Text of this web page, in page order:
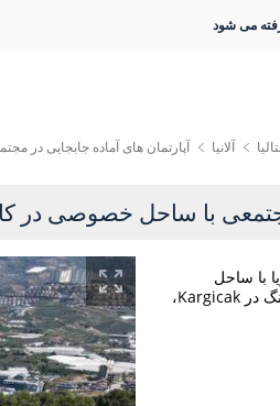
آلانیا آپارتمان های آماده جابجایی در
با ساحل خصوصی در
با ساحل
خصوصی، تونل، پل، رستوران، آرایشگاه و پارکینگ در Kargicak،
می شود